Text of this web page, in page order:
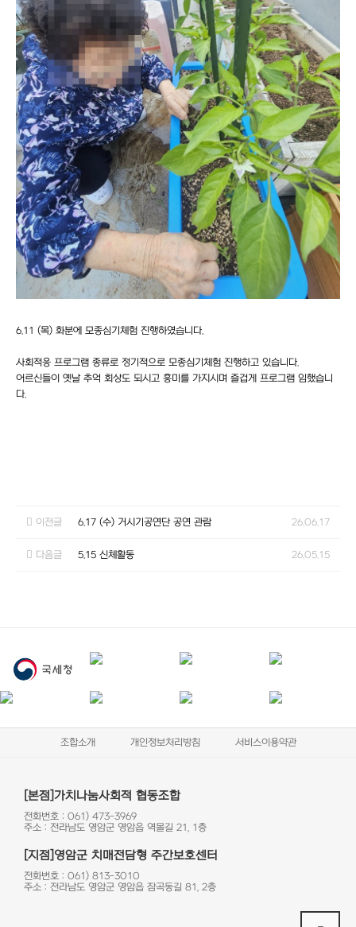
6.11 (목) 화분에 모종심기체험 진행하였습니다.
사회적응 프로그램 종류로 정기적으로 모종심기체험 진행하고 있습니다.
어르신들이 옛날 추억 회상도 되시고 흥미를 가지시며 즐겁게 프로그램 임했습니
다.
이전글 6.17 (수) 거시기공연단 공연 관람 26.06.17
다음글 5.15 신체활동 26.05.15
조합소개 개인정보처리방침 서비스이용약관
[본점]가치나눔사회적 협동조합
전화번호 : 061) 473-3969
주소 : 전라남도 영암군 영암읍 역몰길 21, 1층
[지점]영암군 치매전담형 주간보호센터
전화번호 : 061) 813-3010
주소 : 전라남도 영암군 영암읍 잠곡동길 81, 2층